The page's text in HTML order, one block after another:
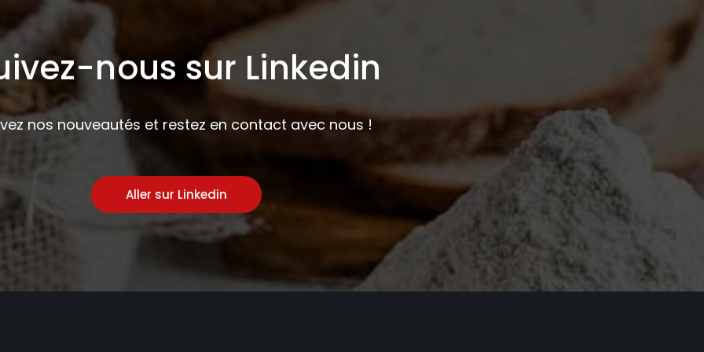
nous sur Linkedin
nos nouveautés et restez en contact avec nous !
Aller sur Linkedin